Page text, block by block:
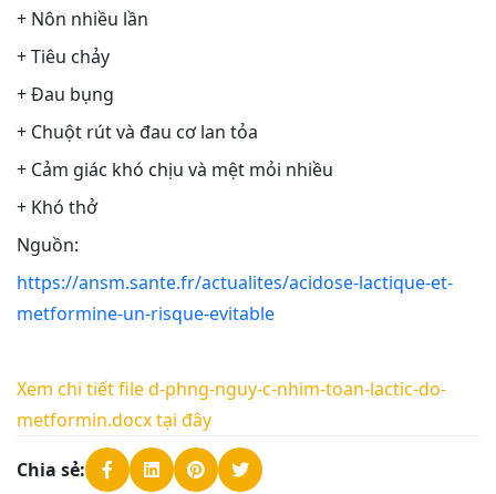
+ Nôn nhiều lần
+ Tiêu chảy
+ Đau bụng
+ Chuột rút và đau cơ lan tỏa
+ Cảm giác khó chịu và mệt mỏi nhiều
+ Khó thở
Nguồn:
https://ansm.sante.fr/actualites/acidose-lactique-et-
metformine-un-risque-evitable
Xem chi tiết file d-phng-nguy-c-nhim-toan-lactic-do-
metformin.docx tại đây
Chia sẻ: